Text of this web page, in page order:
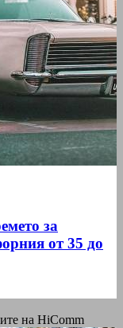
за
от 35 до
на HiComm